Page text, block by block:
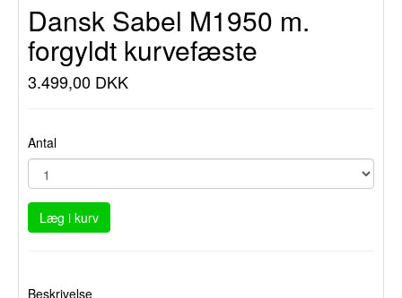
Dansk Sabel M1950 m.
forgyldt kurvefæste
3.499,00 DKK
Antal
Læg i kurv
Beskrivelse